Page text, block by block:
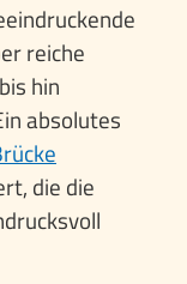
reiche
hin
absolutes
die die